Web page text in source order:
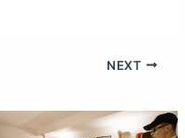
NEXT